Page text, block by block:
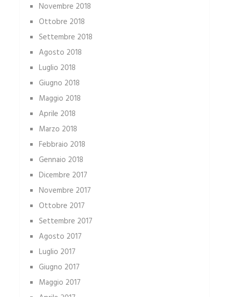
Novembre 2018
Ottobre 2018
Settembre 2018
Agosto 2018
Luglio 2018
Giugno 2018
Maggio 2018
Aprile 2018
Marzo 2018
Febbraio 2018
Gennaio 2018
Dicembre 2017
Novembre 2017
Ottobre 2017
Settembre 2017
Agosto 2017
Luglio 2017
Giugno 2017
Maggio 2017